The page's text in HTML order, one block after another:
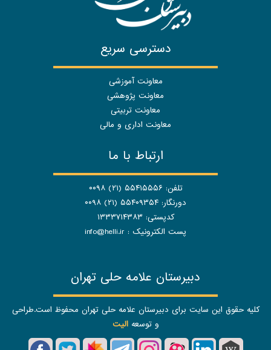
دسترسی سریع
معاونت آموزشی
معاونت پژوهشی
معاونت تربیتی
معاونت اداری و مالی
ارتباط با ما
تلفن: ۵۵۴۱۵۵۵۶ (۲۱) ۰۰۹۸
دورنگار: ۵۵۴۰۹۳۵۴ (۲۱) ۰۰۹۸
کدپستی: ۱۳۳۳۷۱۴۳۸۳
پست الکترونیک : info@helli.ir
دبیرستان علامه حلی تهران
کلیه حقوق این سایت برای دبیرستان علامه حلی تهران محفوظ است.طراحی
و توسعهالیت